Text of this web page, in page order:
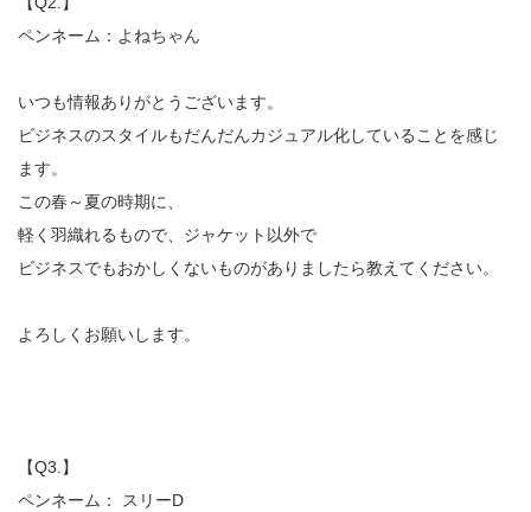
ペンネーム：よねちゃん
いつも情報ありがとうございます。
ビジネスのスタイルもだんだんカジュアル化していることを感じ
ます。
この春～夏の時期に、
軽く羽織れるもので、ジャケット以外で
ビジネスでもおかしくないものがありましたら教えてください。
よろしくお願いします。
【Q3.】
ペンネーム： スリーD